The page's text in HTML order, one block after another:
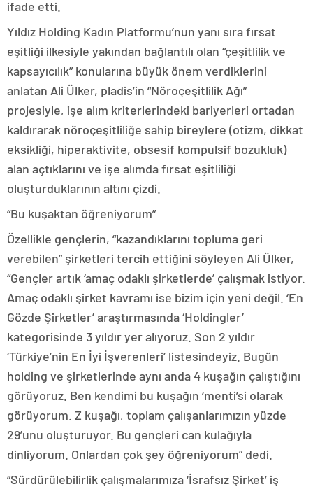
ifade etti.
Yıldız Holding Kadın Platformu’nun yanı sıra fırsat
eşitliği ilkesiyle yakından bağlantılı olan “çeşitlilik ve
kapsayıcılık” konularına büyük önem verdiklerini
anlatan Ali Ülker, pladis’in “Nöroçeşitlilik Ağı”
projesiyle, işe alım kriterlerindeki bariyerleri ortadan
kaldırarak nöroçeşitliliğe sahip bireylere (otizm, dikkat
eksikliği, hiperaktivite, obsesif kompulsif bozukluk)
alan açtıklarını ve işe alımda fırsat eşitliliği
oluşturduklarının altını çizdi.
“Bu kuşaktan öğreniyorum”
Özellikle gençlerin, “kazandıklarını topluma geri
verebilen” şirketleri tercih ettiğini söyleyen Ali Ülker,
“Gençler artık ‘amaç odaklı şirketlerde’ çalışmak istiyor.
Amaç odaklı şirket kavramı ise bizim için yeni değil. ‘En
Gözde Şirketler’ araştırmasında ‘Holdingler’
kategorisinde 3 yıldır yer alıyoruz. Son 2 yıldır
‘Türkiye’nin En İyi İşverenleri’ listesindeyiz. Bugün
holding ve şirketlerinde aynı anda 4 kuşağın çalıştığını
görüyoruz. Ben kendimi bu kuşağın ‘menti’si olarak
görüyorum. Z kuşağı, toplam çalışanlarımızın yüzde
29’unu oluşturuyor. Bu gençleri can kulağıyla
dinliyorum. Onlardan çok şey öğreniyorum” dedi.
“Sürdürülebilirlik çalışmalarımıza ‘İsrafsız Şirket’ iş